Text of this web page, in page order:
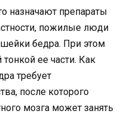
назначают препараты
пожилые люди
бедра. При этом
ее части. Как
требует
после которого
мозга может занять